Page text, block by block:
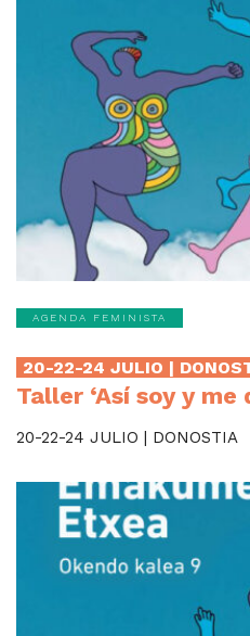
AGENDA FEMINISTA
20-22-24 JULIO |
Taller ‘Así soy y me
20-22-24 JULIO | DONOSTIA